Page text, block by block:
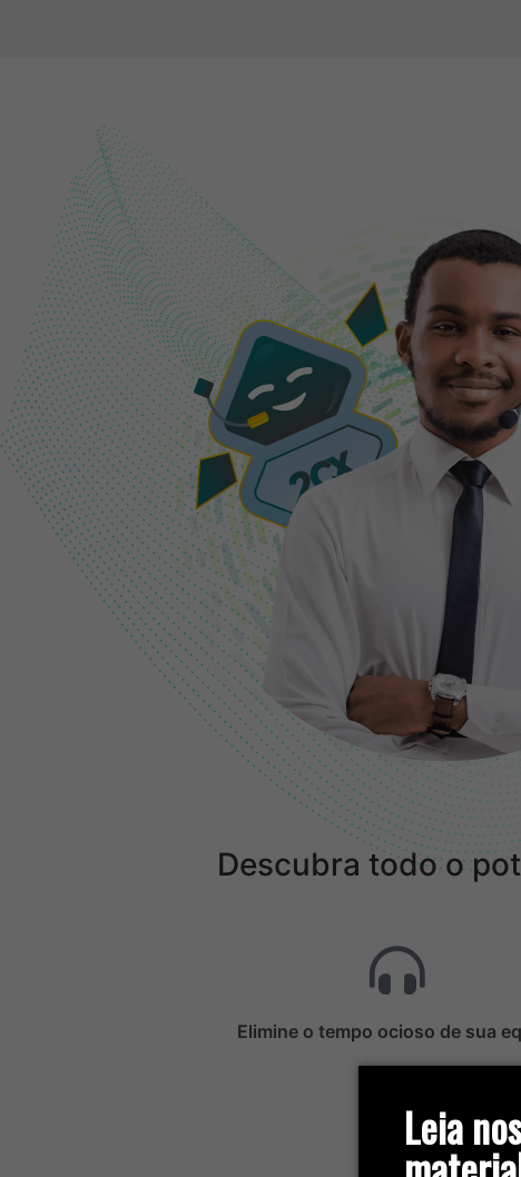
Leia
Descubra todo o
Elimine o tempo ocioso de sua